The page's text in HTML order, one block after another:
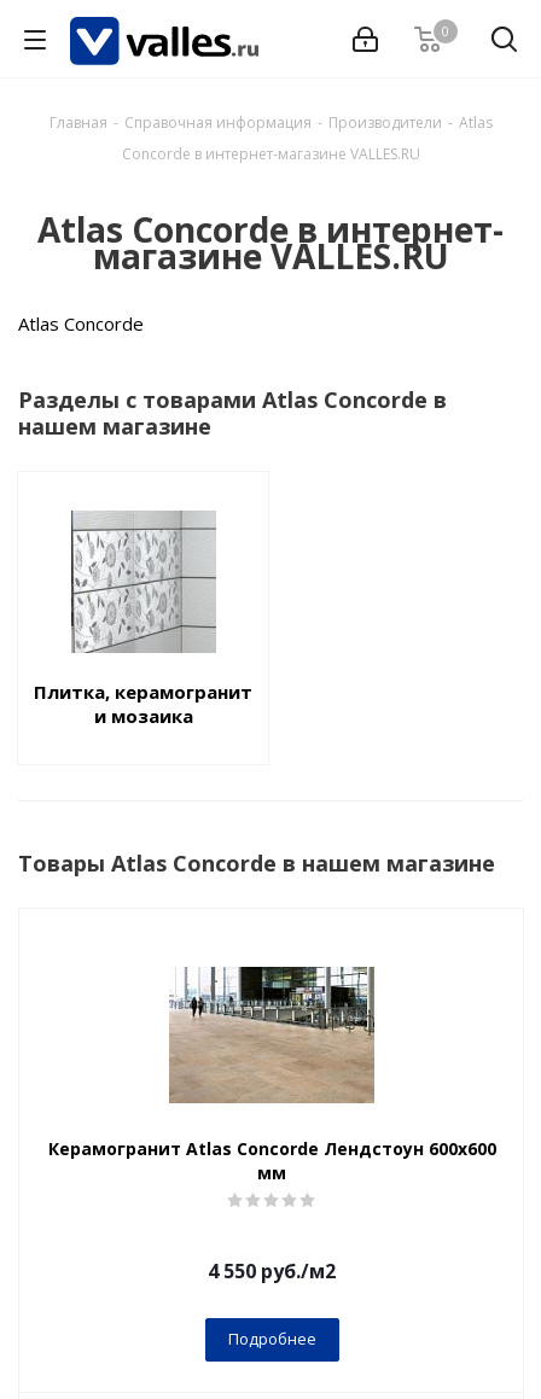
0
Главная - Справочная информация - Производители - Atlas
Concorde в интернет-магазине VALLES.RU
Atlas Concorde в интернет-
магазине VALLES.RU
Atlas Concorde
Разделы с товарами Atlas Concorde в
нашем магазине
Плитка, керамогранит
и мозаика
Товары Atlas Concorde в нашем магазине
Керамогранит Atlas Concorde Лендстоун 600x600
мм
4 550 руб./м2
Подробнее